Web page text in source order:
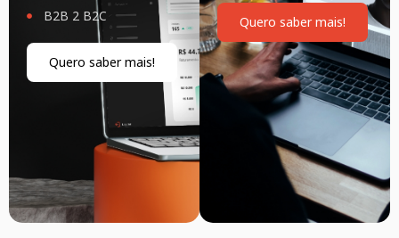
B2B 2 B2C
Quero saber mais!
Quero saber mais!